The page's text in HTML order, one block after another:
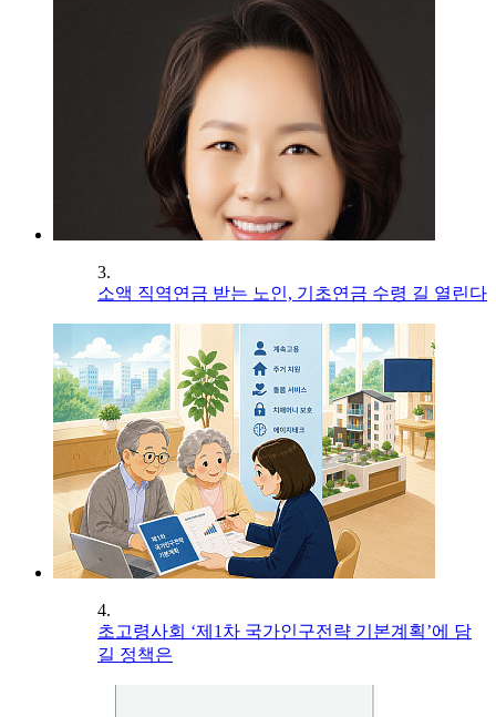
3.
소액 직역연금 받는 노인, 기초연금 수령 길 열린다
4.
초고령사회 ‘제1차 국가인구전략 기본계획’에 담
길 정책은